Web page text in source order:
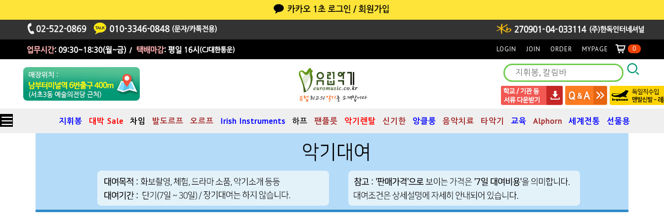
LOGIN JOIN ORDER MYPAGE 0
지휘봉 대박 Sale 차임 발도르프 오르프 Irish Instruments 하프 팬플릇 악기렌탈 신기한 앙클룽 음악치료 타악기 교육 Alphorn 세계전통 선물용